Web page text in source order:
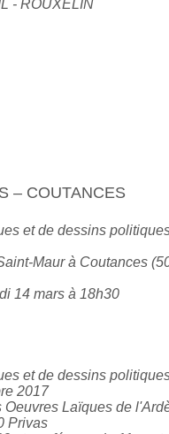
- ROUXELIN
– COUTANCES
et de dessins
Maur à Coutances
14 mars à 18h30
et de dessins
2017
Laïques de
Privas